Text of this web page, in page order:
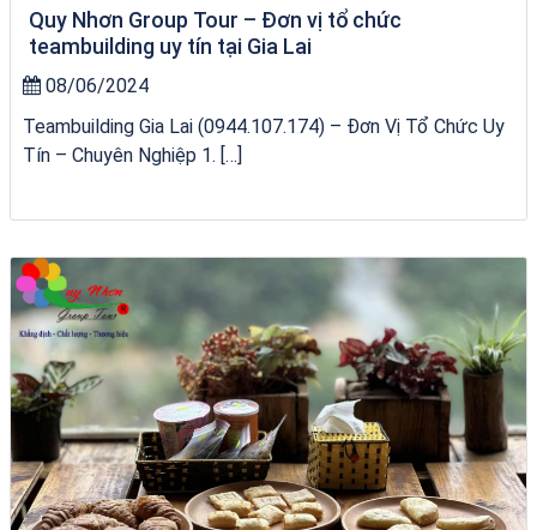
Quy Nhơn Group Tour – Đơn vị tổ chức
teambuilding uy tín tại Gia Lai
08/06/2024
Teambuilding Gia Lai (0944.107.174) – Đơn Vị Tổ Chức Uy
Tín – Chuyên Nghiệp 1. […]